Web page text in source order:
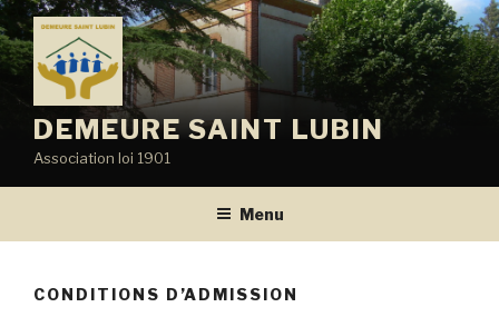
Aller
au
contenu
principal
DEMEURE SAINT LUBIN
Association loi 1901
Menu
CONDITIONS D’ADMISSION